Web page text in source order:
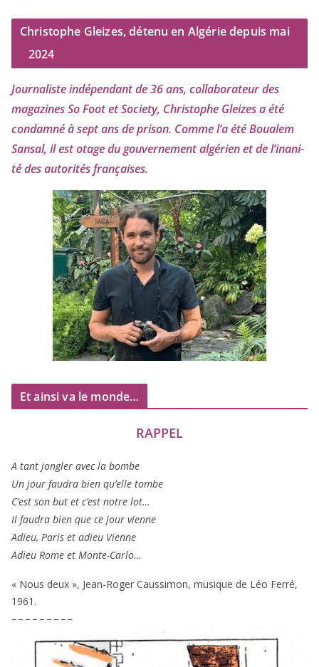
Christophe Gleizes, détenu en Algérie depuis mai
2024
Journaliste indé­pen­dant de36ans, col­la­bo­ra­teur des
maga­zines So Foot et Society, Christophe Gleizesa été
condam­né à sept ans de pri­son. Comme l’a été Boualem
Sansal, il est otage du gou­ver­ne­ment algé­rien et de l’i­na­ni­
té des auto­ri­tés françaises.
Et ainsi va le monde…
RAPPEL
A tant jon­gler avec la bombe
Un jour fau­dra bien qu’elle tombe
C’est son but et c’est notre lot…
Il fau­dra bien que ce jour vienne
Adieu, Paris et adieu Vienne
Adieu Rome et Monte-Carlo…
« Nous deux », Jean-Roger Caussimon, musique de Léo Ferré,
1961 .
– – – – – – – – –